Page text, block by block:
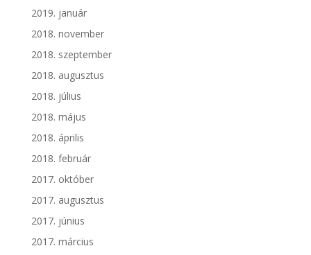
2019. január
2018. november
2018. szeptember
2018. augusztus
2018. július
2018. május
2018. április
2018. február
2017. október
2017. augusztus
2017. június
2017. március